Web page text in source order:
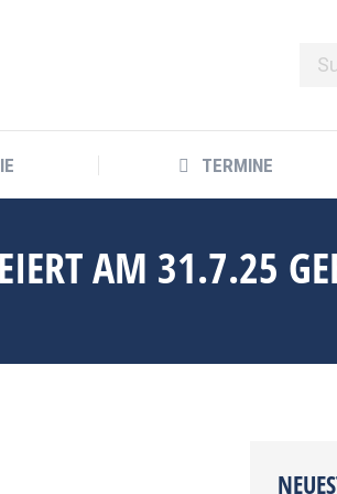
TERMINE
AM 31.7.25